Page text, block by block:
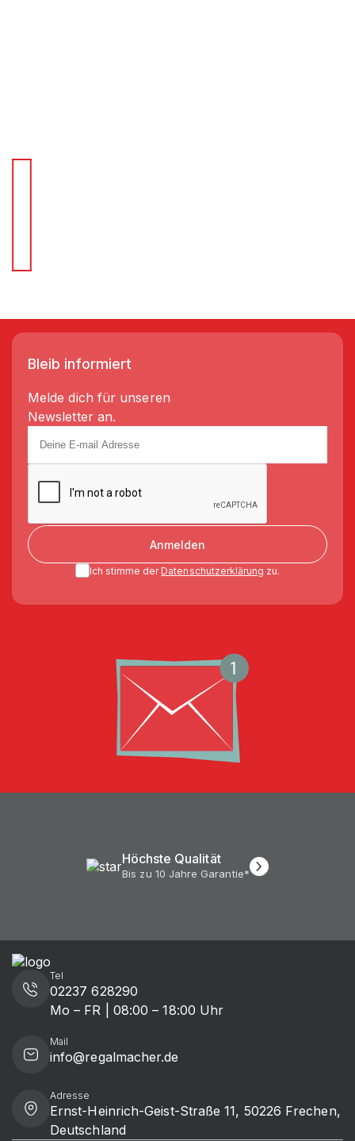
Bleib informiert
Melde dich für unseren
Newsletter an.
Anmelden
Ich stimme der Datenschutzerklärung zu.
Höchste Qualität
Bis zu 10 Jahre Garantie*
Tel
02237 628290
Mo – FR | 08:00 – 18:00 Uhr
Mail
info@regalmacher.de
Adresse
Ernst-Heinrich-Geist-Straße 11, 50226 Frechen,
Deutschland